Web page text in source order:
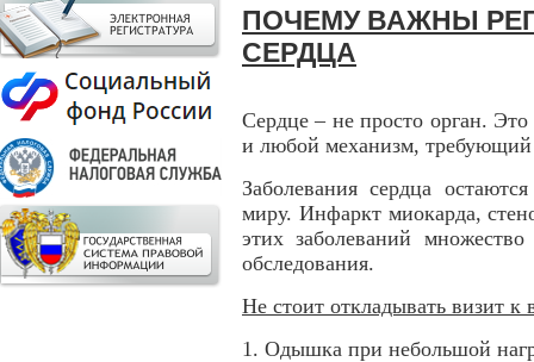
ПОЧЕМУ ВАЖНЫ
СЕРДЦА
Сердце – не просто орган.
и любой механизм,
Заболевания сердца
миру. Инфаркт миокарда,
этих заболеваний
обследования.
Не стоит откладывать визит к
1. Одышка при небольшой